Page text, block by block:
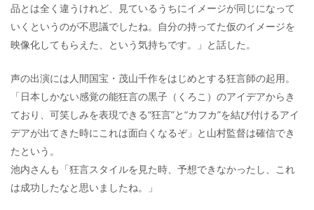
品とは全く違うけれど、見ているうちにイメージが同じになって
いくというのが不思議でしたね。自分の持ってた仮のイメージを
映像化してもらえた、という気持ちです。」と話した。
声の出演には人間国宝・茂山千作をはじめとする狂言師の起用。
「日本しかない感覚の能狂言の黒子（くろこ）のアイデアからき
ており、可笑しみを表現できる“狂言”と“カフカ”を結び付けるアイ
デアが出てきた時にこれは面白くなるぞ」と山村監督は確信でき
たという。
池内さんも「狂言スタイルを見た時、予想できなかったし、これ
は成功したなと思いましたね。」